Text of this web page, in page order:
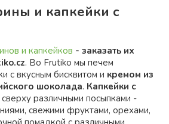
и капкейки с
и капкейков - заказать их
. Во Frutiko мы печем
с вкусным бисквитом и кремом из
шоколада. Капкейки с
различными посыпками -
свежими фруктами, орехами,